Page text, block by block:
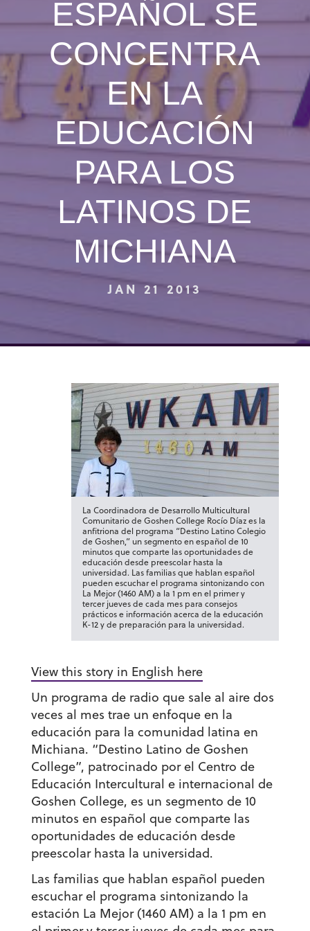
ESPAÑOL SE
CONCENTRA
EN LA
EDUCACIÓN
PARA LOS
LATINOS DE
MICHIANA
JAN 21 2013
La Coordinadora de Desarrollo Multicultural
Comunitario de Goshen College Rocío Díaz es la
anfitriona del programa “Destino Latino Colegio
de Goshen,” un segmento en español de 10
minutos que comparte las oportunidades de
educación desde preescolar hasta la
universidad. Las familias que hablan español
pueden escuchar el programa sintonizando con
La Mejor (1460 AM) a la 1 pm en el primer y
tercer jueves de cada mes para consejos
prácticos e información acerca de la educación
K-12 y de preparación para la universidad.
View this story in English here
Un programa de radio que sale al aire dos
veces al mes trae un enfoque en la
educación para la comunidad latina en
Michiana. “Destino Latino de Goshen
College”, patrocinado por el Centro de
Educación Intercultural e internacional de
Goshen College, es un segmento de 10
minutos en español que comparte las
oportunidades de educación desde
preescolar hasta la universidad.
Las familias que hablan español pueden
escuchar el programa sintonizando la
estación La Mejor (1460 AM) a la 1 pm en